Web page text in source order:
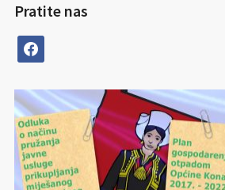
Pratite nas
facebook